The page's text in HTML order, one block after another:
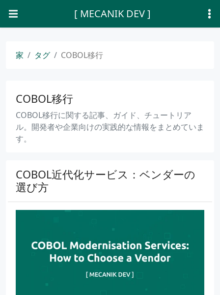
[ MECANIK DEV ]
家 タグ COBOL移行
COBOL移行
COBOL移行に関する記事、ガイド、チュートリア
ル。開発者や企業向けの実践的な情報をまとめていま
す。
COBOL近代化サービス：ベンダーの
選び方